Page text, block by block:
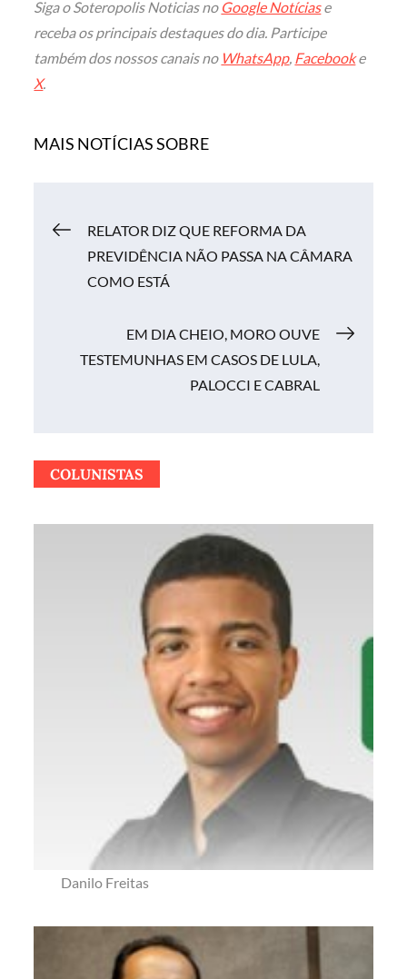
Siga o Soteropolis Noticias no Google Notíciase
receba os principais destaques do dia. Participe
também dos nossos canais no WhatsApp, Facebooke
X.
MAIS NOTÍCIAS SOBRE
Navegação
de
Post
RELATOR DIZ QUE REFORMA DA
PREVIDÊNCIA NÃO PASSA NA CÂMARA
COMO ESTÁ
EM DIA CHEIO, MORO OUVE
TESTEMUNHAS EM CASOS DE LULA,
PALOCCI E CABRAL
COLUNISTAS
Danilo Freitas